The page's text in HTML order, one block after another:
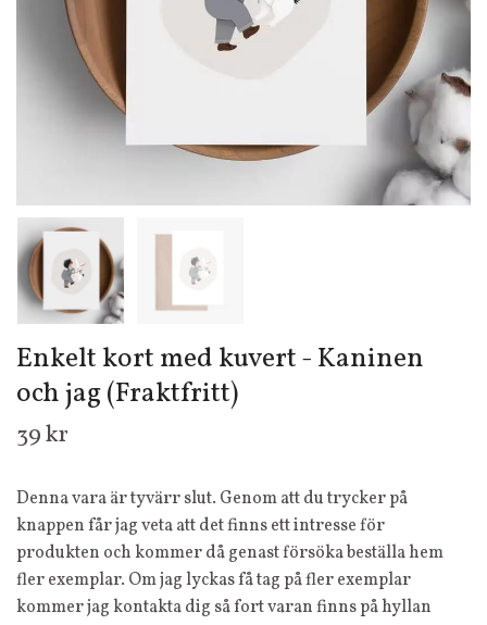
Enkelt kort med kuvert - Kaninen
och jag (Fraktfritt)
39 kr
Denna vara är tyvärr slut. Genom att du trycker på
knappen får jag veta att det finns ett intresse för
produkten och kommer då genast försöka beställa hem
fler exemplar. Om jag lyckas få tag på fler exemplar
kommer jag kontakta dig så fort varan finns på hyllan